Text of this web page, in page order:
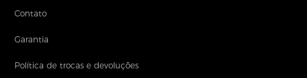
Contato
Garantia
Política de trocas e devoluções